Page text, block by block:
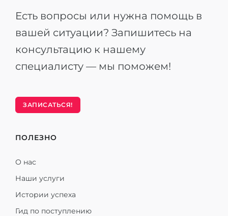
Есть вопросы или нужна помощь в
вашей ситуации? Запишитесь на
консультацию к нашему
специалисту — мы поможем!
ЗАПИСАТЬСЯ!
ПОЛЕЗНО
О нас
Наши услуги
Истории успеха
Гид по поступлению